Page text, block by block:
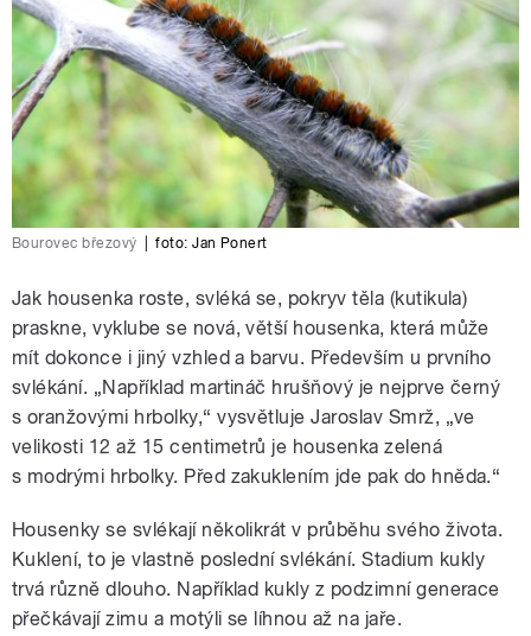
Bourovec březový foto:Jan Ponert
Jak housenka roste, svléká se, pokryv těla (kutikula)
praskne, vyklube se nová, větší housenka, která může
mít dokonce i jiný vzhled a barvu. Především u prvního
svlékání. „Například martináč hrušňový je nejprve černý
s oranžovými hrbolky,“ vysvětluje Jaroslav Smrž, „ve
velikosti 12 až 15 centimetrů je housenka zelená
s modrými hrbolky. Před zakuklením jde pak do hněda.“
Housenky se svlékají několikrát v průběhu svého života.
Kuklení, to je vlastně poslední svlékání. Stadium kukly
trvá různě dlouho. Například kukly z podzimní generace
přečkávají zimu a motýli se líhnou až na jaře.